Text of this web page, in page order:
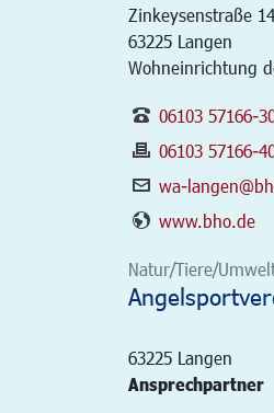
Zinkeysenstraße 14
63225 Langen
Wohneinrichtung
06103 57166-
06103 57166-
wa-
www.bho.de
Natur/Tiere/
63225 Langen
Ansprechpartner